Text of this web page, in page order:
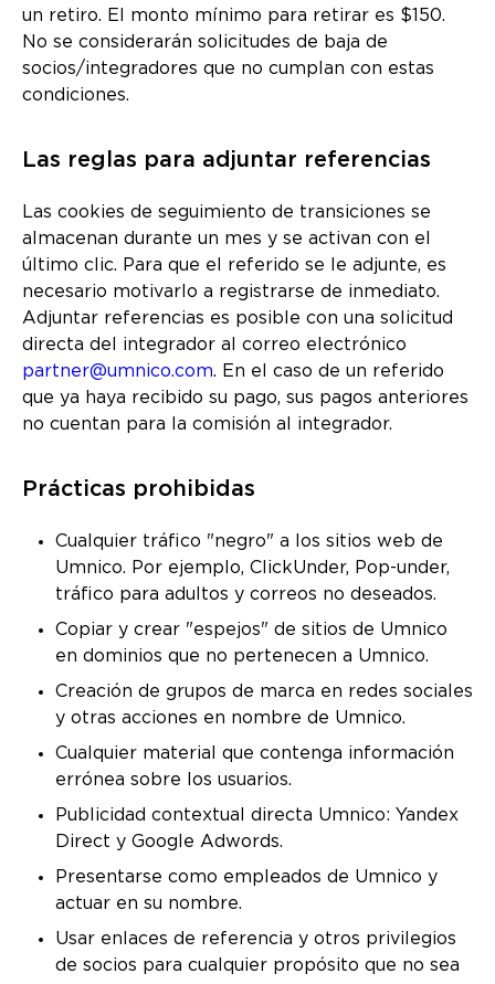
un retiro. El monto mínimo para retirar es $150.
No se considerarán solicitudes de baja de
socios/integradores que no cumplan con estas
condiciones.
Las reglas para adjuntar referencias
Las cookies de seguimiento de transiciones se
almacenan durante un mes y se activan con el
último clic. Para que el referido se le adjunte, es
necesario motivarlo a registrarse de inmediato.
Adjuntar referencias es posible con una solicitud
directa del integrador al correo electrónico
partner@umnico.com. En el caso de un referido
que ya haya recibido su pago, sus pagos anteriores
no cuentan para la comisión al integrador.
Prácticas prohibidas
Cualquier tráfico "negro" a los sitios web de
Umnico. Por ejemplo, ClickUnder, Pop-under,
tráfico para adultos y correos no deseados.
Copiar y crear "espejos" de sitios de Umnico
en dominios que no pertenecen a Umnico.
Creación de grupos de marca en redes sociales
y otras acciones en nombre de Umnico.
Cualquier material que contenga información
errónea sobre los usuarios.
Publicidad contextual directa Umnico: Yandex
Direct y Google Adwords.
Presentarse como empleados de Umnico y
actuar en su nombre.
Usar enlaces de referencia y otros privilegios
de socios para cualquier propósito que no sea